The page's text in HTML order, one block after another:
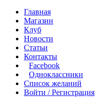
Главная
Магазин
Клуб
Новости
Статьи
Контакты
Facebook
Одноклассники
Список желаний
Войти / Регистрация